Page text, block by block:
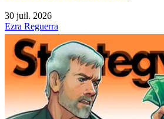
30 juil. 2026
Ezra Reguerra